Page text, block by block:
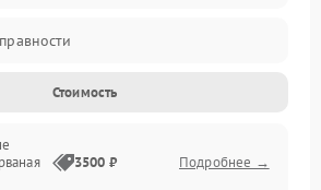
Стоимость
3500 ₽ Подробнее →